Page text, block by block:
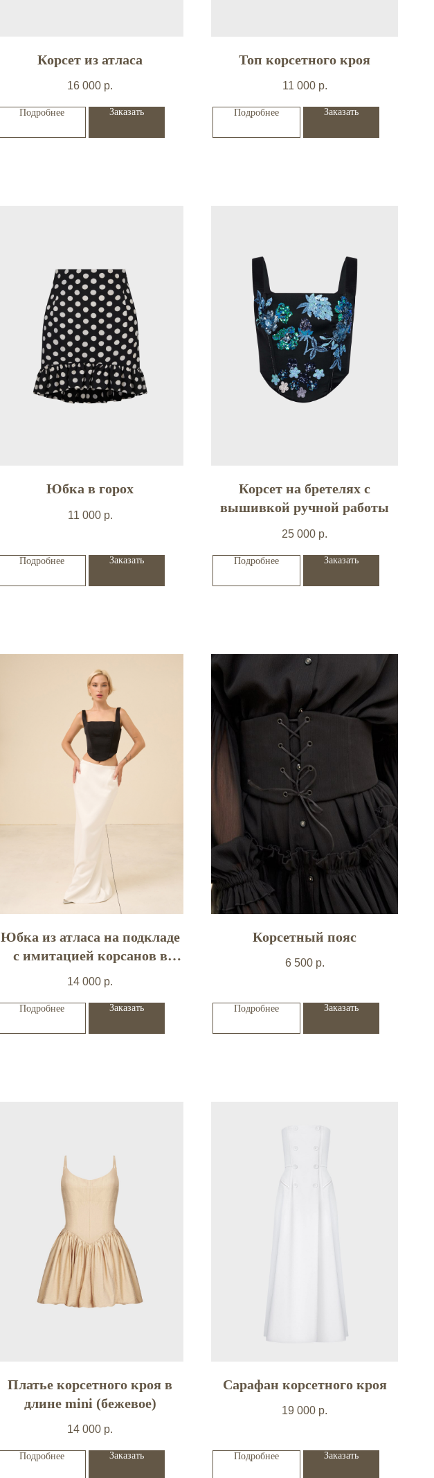
Корсет из атласа
16 000 р.
Подробнее Заказать
Топ корсетного кроя
11 000 р.
Подробнее Заказать
Юбка в горох
11 000 р.
Подробнее Заказать
Корсет на бретелях с
вышивкой ручной работы
25 000 р.
Подробнее Заказать
Юбка из атласа на подкладе
с имитацией корсанов в
боковых швах
14 000 р.
Подробнее Заказать
Корсетный пояс
6 500 р.
Подробнее Заказать
Платье корсетного кроя в
длине mini (бежевое)
14 000 р.
Подробнее Заказать
Сарафан корсетного кроя
19 000 р.
Подробнее Заказать